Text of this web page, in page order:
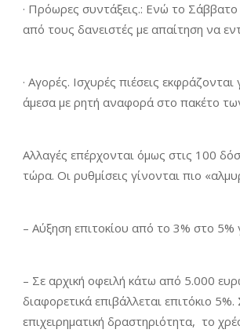
· Πρόωρες συντάξεις.: Ενώ το
από τους δανειστές με απαίτηση να
· Αγορές. Ισχυρές πιέσεις
άμεσα με ρητή αναφορά στο πακέτο
Αλλαγές επέρχονται όμως στις 100
τώρα. Οι ρυθμίσεις γίνονται πιο
– Αύξηση επιτοκίου από το 3% στο
– Σε αρχική οφειλή κάτω από 5.000
διαφορετικά επιβάλλεται επιτόκιο
επιχειρηματική δραστηριότητα, το